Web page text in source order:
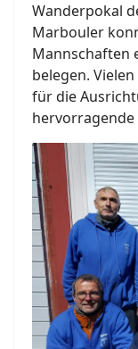
Wanderpokal
Marbouler
Mannschaften
belegen.
für die
hervorragende